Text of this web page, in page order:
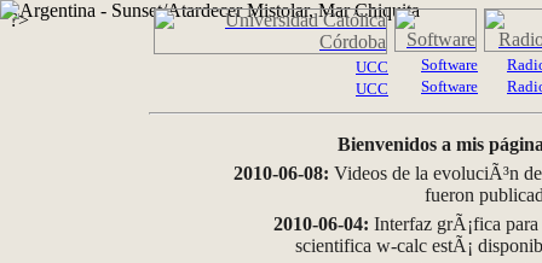
?>
UCC
UCC
Software
Software
Bienvenidos a mis
2010-06-08: Videos de la evoluciÃ³n
fueron
2010-06-04: Interfaz grÃ¡fica
scientifica w-calc estÃ¡